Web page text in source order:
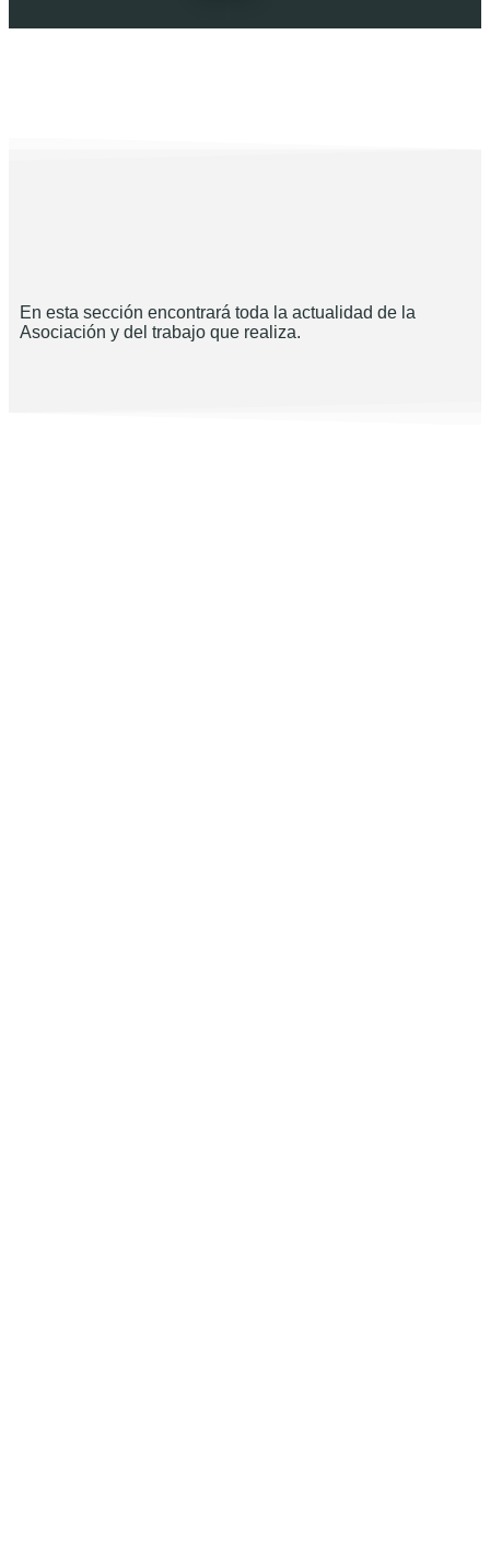
En esta sección encontrará toda la actualidad de la
Asociación y del trabajo que realiza.